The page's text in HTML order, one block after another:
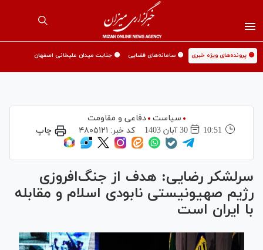
🟡 پرونده‌های ویژه خبری 🟡 سامانه‌های قضایی 🟡 جنایت میدان علیخانی اصفهان
سیاست
دفاعی و مقاومت
10:51
30 آبان 1403 کد خبر: ۴۸۰۵۱۲۱ چاپ
سرلشکر رضایی: هدف از جنگ‌افروزی
رژیم صهیونیستی نابودی اسلام و مقابله
با ایران است